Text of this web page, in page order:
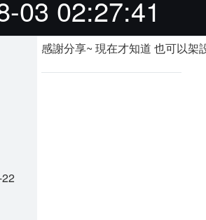
03 02:27:41
感謝分享~ 現在才知道 也可以架